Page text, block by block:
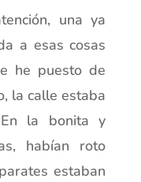
una ya
a esas cosas
he puesto de
la calle estaba
la bonita y
habían roto
estaban